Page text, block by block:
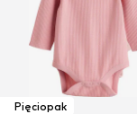
Pięciopak